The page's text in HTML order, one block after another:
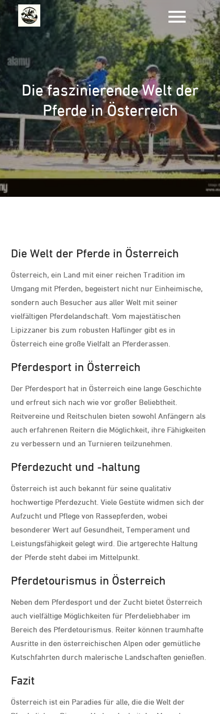
Zum
Die faszinierende Welt der
Pferde in Österreich
Die Welt der Pferde in Österreich
Österreich, ein Land mit einer reichen Tradition im
Umgang mit Pferden, begeistert nicht nur Einheimische,
sondern auch Besucher aus aller Welt mit seiner
vielfältigen Pferdelandschaft. Vom majestätischen
Lipizzaner bis zum robusten Haflinger gibt es in
Österreich eine große Vielfalt an Pferderassen.
Pferdesport in Österreich
Der Pferdesport hat in Österreich eine lange Geschichte
und erfreut sich nach wie vor großer Beliebtheit.
Reitvereine und Reitschulen bieten sowohl Anfängern als
auch erfahrenen Reitern die Möglichkeit, ihre Fähigkeiten
zu verbessern und an Turnieren teilzunehmen.
Pferdezucht und -haltung
Österreich ist auch bekannt für seine qualitativ
hochwertige Pferdezucht. Viele Gestüte widmen sich der
Aufzucht und Pflege von Rassepferden, wobei
besonderer Wert auf Gesundheit, Temperament und
Leistungsfähigkeit gelegt wird. Die artgerechte Haltung
der Pferde steht dabei im Mittelpunkt.
Pferdetourismus in Österreich
Neben dem Pferdesport und der Zucht bietet Österreich
auch vielfältige Möglichkeiten für Pferdeliebhaber im
Bereich des Pferdetourismus. Reiter können traumhafte
Ausritte in den österreichischen Alpen oder gemütliche
Kutschfahrten durch malerische Landschaften genießen.
Fazit
Österreich ist ein Paradies für alle, die die Welt der